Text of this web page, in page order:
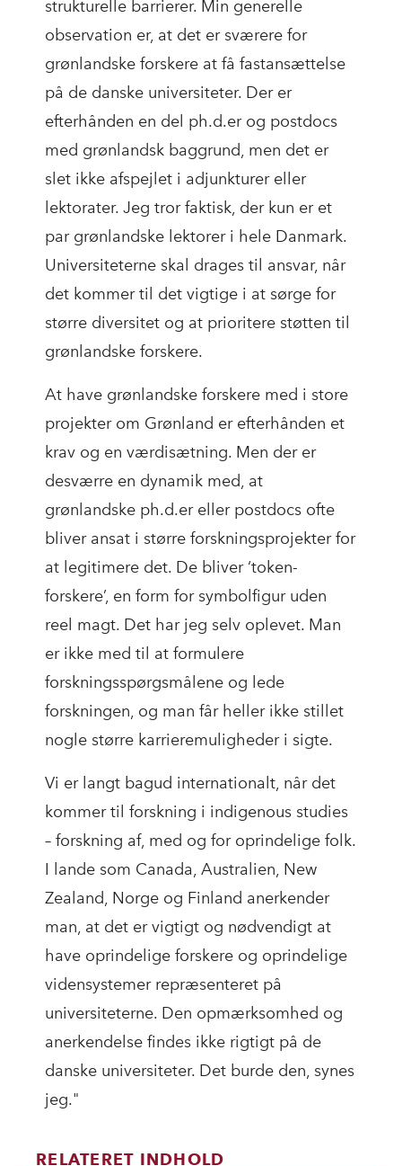
strukturelle barrierer. Min generelle
observation er, at det er sværere for
grønlandske forskere at få fastansættelse
på de danske universiteter. Der er
efterhånden en del ph.d.er og postdocs
med grønlandsk baggrund, men det er
slet ikke afspejlet i adjunkturer eller
lektorater. Jeg tror faktisk, der kun er et
par grønlandske lektorer i hele Danmark.
Universiteterne skal drages til ansvar, når
det kommer til det vigtige i at sørge for
større diversitet og at prioritere støtten til
grønlandske forskere.
At have grønlandske forskere med i store
projekter om Grønland er efterhånden et
krav og en værdisætning. Men der er
desværre en dynamik med, at
grønlandske ph.d.er eller postdocs ofte
bliver ansat i større forskningsprojekter for
at legitimere det. De bliver ‘token-
forskere’, en form for symbolfigur uden
reel magt. Det har jeg selv oplevet. Man
er ikke med til at formulere
forskningsspørgsmålene og lede
forskningen, og man får heller ikke stillet
nogle større karrieremuligheder i sigte.
Vi er langt bagud internationalt, når det
kommer til forskning i indigenous studies
– forskning af, med og for oprindelige folk.
I lande som Canada, Australien, New
Zealand, Norge og Finland anerkender
man, at det er vigtigt og nødvendigt at
have oprindelige forskere og oprindelige
vidensystemer repræsenteret på
universiteterne. Den opmærksomhed og
anerkendelse findes ikke rigtigt på de
danske universiteter. Det burde den, synes
jeg."
RELATERET INDHOLD